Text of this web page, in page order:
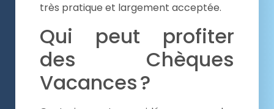
très pratique et largement acceptée.
Qui peut profiter
des Chèques
Vacances ?